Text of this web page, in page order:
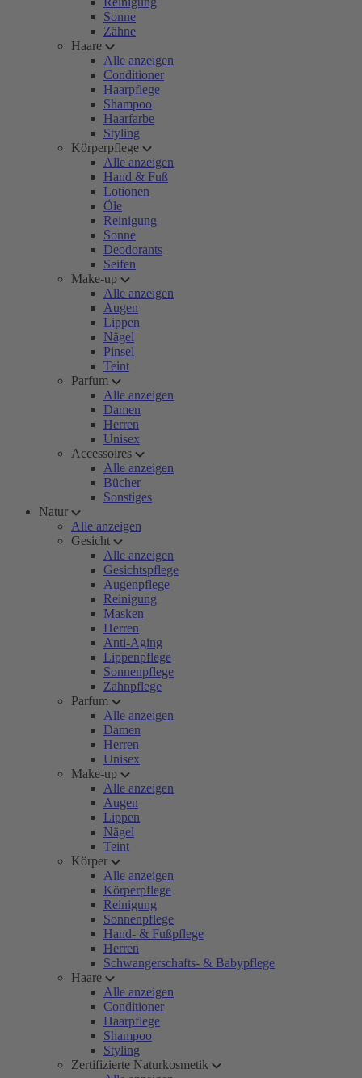
Sonne
Zähne
Haare
Alle anzeigen
Conditioner
Haarpflege
Shampoo
Haarfarbe
Styling
Körperpflege
Alle anzeigen
Hand & Fuß
Lotionen
Öle
Reinigung
Sonne
Deodorants
Seifen
Make-up
Alle anzeigen
Augen
Lippen
Nägel
Pinsel
Teint
Parfum
Alle anzeigen
Damen
Herren
Unisex
Accessoires
Alle anzeigen
Bücher
Sonstiges
Natur
Alle anzeigen
Gesicht
Alle anzeigen
Gesichtspflege
Augenpflege
Reinigung
Masken
Herren
Anti-Aging
Lippenpflege
Sonnenpflege
Zahnpflege
Parfum
Alle anzeigen
Damen
Herren
Unisex
Make-up
Alle anzeigen
Augen
Lippen
Nägel
Teint
Körper
Alle anzeigen
Körperpflege
Reinigung
Sonnenpflege
Hand- & Fußpflege
Herren
Schwangerschafts- & Babypflege
Haare
Alle anzeigen
Conditioner
Haarpflege
Shampoo
Styling
Zertifizierte Naturkosmetik